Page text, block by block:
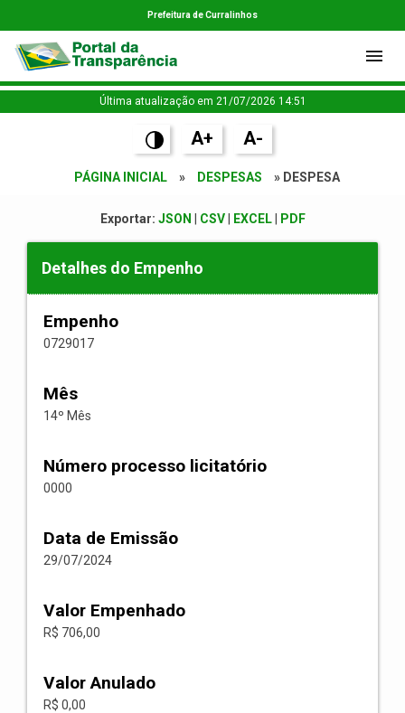
Prefeitura de Curralinhos
Última atualização em 21/07/2026 14:51
A+ A-
PÁGINA INICIAL » DESPESAS » DESPESA
Exportar: JSON CSV| EXCEL| PDF
Detalhes do Empenho
Empenho
0729017
Mês
14º Mês
Número processo licitatório
0000
Data de Emissão
29/07/2024
Valor Empenhado
R$ 706,00
Valor Anulado
R$ 0,00